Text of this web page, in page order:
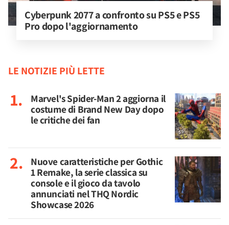
Cyberpunk 2077 a confronto su PS5 e PS5
Pro dopo l'aggiornamento
LE NOTIZIE PIÙ LETTE
Marvel's Spider-Man 2 aggiorna il
costume di Brand New Day dopo
le critiche dei fan
Nuove caratteristiche per Gothic
1 Remake, la serie classica su
console e il gioco da tavolo
annunciati nel THQ Nordic
Showcase 2026